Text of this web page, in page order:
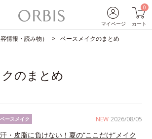
マイページ
0
カート
情報・読み物） ベースメイクのまとめ
のまとめ
NEW 2026/08/05
ベースメイク
汗・皮脂に負けない！夏の“ここだけ”メイク